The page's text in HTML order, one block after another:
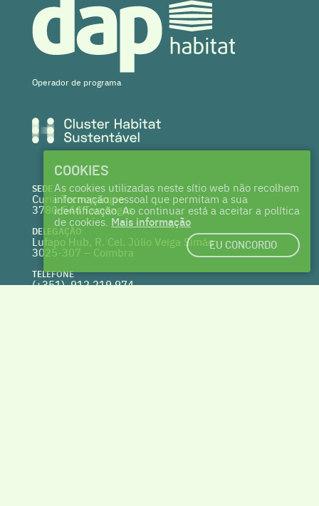
Operador de programa
SEDE
Curia Tecnoparque
3780-544 Tamengos
DELEGAÇÃO
Lufapo Hub, R. Cel. Júlio Veiga Simão
3025-307 – Coimbra
TELEFONE
(+351) 912 219 974
COOKIES
As cookies utilizadas neste sítio web não recolhem
informação pessoal que permitam a sua
identificação. Ao continuar está a aceitar a política
de cookies. Mais informação
EU CONCORDO